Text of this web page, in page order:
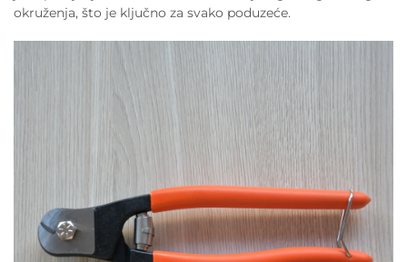
okruženja, što je ključno za svako poduzeće.